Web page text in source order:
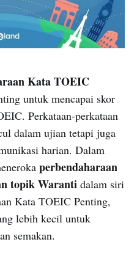
Kata TOEIC
untuk mencapai skor
Perkataan-perkataan
dalam ujian tetapi juga
harian. Dalam
perbendaharaan
topik Waranti dalam siri
Kata TOEIC Penting,
lebih kecil untuk
semakan.